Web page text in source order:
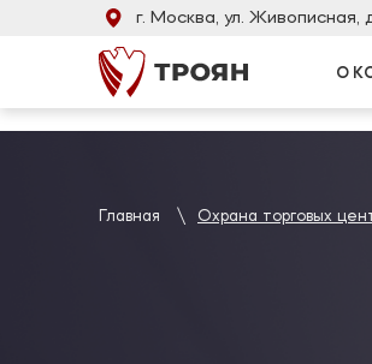
Verification: 446efd34bb0772be
г. Москва, ул. Живописная,
О
Личная охрана
Главная Охрана торговых